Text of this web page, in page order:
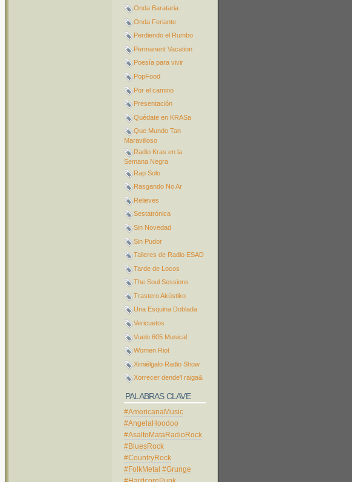
Onda Barataria
Onda Feriante
Perdiendo el Rumbo
Permanent Vacation
Poesía para vivir
PopFood
Por el camino
Presentación
Quédate en KRASa
Que Mundo Tan
Maravilloso
Radio Kras en la
Semana Negra
Rap Solo
Rasgando No Ar
Relieves
Sestatrónica
Sin Novedad
Sin Pudor
Talleres de Radio ESAD
Tarde de Locos
The Soul Sessions
Trastero Akústiko
Una Esquina Doblada
Vericuetos
Vuelo 605 Musical
Women Riot
Ximiélgalo Radio Show
Xorrecer dende'l raiga&
PALABRAS CLAVE
#AmericanaMusic
#AngelaHoodoo
#AsaltoMataRadioRock
#BluesRock
#CountryRock
#FolkMetal #Grunge